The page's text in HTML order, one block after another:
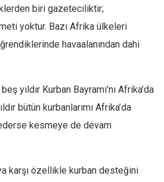
biri gazeteciliktir;
yoktur. Bazı Afrika ülkeleri
havaalanından dahi
yıldır Kurban Bayramı’nı Afrika’da
bütün kurbanlarımı Afrika’da
kesmeye de devam
karşı özellikle kurban desteğini